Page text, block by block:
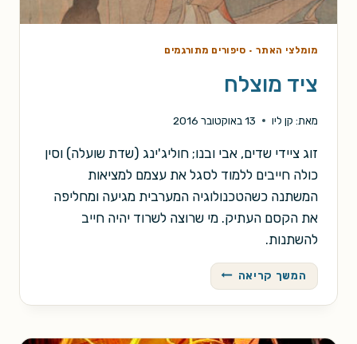
מומלצי האתר· סיפורים מתורגמים
ציד מוצלח
מאת: קן ליו 13 באוקטובר 2016
זוג ציידי שדים, אבי ובנו; חוליג'ינג (שדת שועלה) וסין
כולה חייבים ללמוד לסגל את עצמם למציאות
המשתנה כשהטכנולוגיה המערבית מגיעה ומחליפה
את הקסם העתיק. מי שרוצה לשרוד יהיה חייב
להשתנות.
המשך קריאה ציד
מוצלח